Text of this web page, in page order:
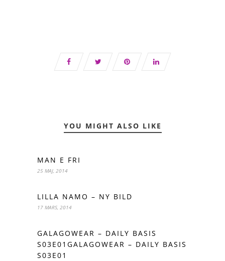
YOU MIGHT ALSO LIKE
MAN E FRI
25 MAJ, 2014
LILLA NAMO – NY BILD
17 MARS, 2014
GALAGOWEAR – DAILY BASIS
S03E01GALAGOWEAR – DAILY BASIS
S03E01